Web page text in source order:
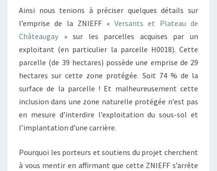
Ainsi nous tenions à préciser quelques détails sur
l’emprise de la ZNIEFF « Versants et Plateau de
Châteaugay » sur les parcelles acquises par un
exploitant (en particulier la parcelle H0018). Cette
parcelle (de 39 hectares) possède une emprise de 29
hectares sur cette zone protégée. Soit 74 % de la
surface de la parcelle ! Et malheureusement cette
inclusion dans une zone naturelle protégée n’est pas
en mesure d’interdire l’exploitation du sous-sol et
l’implantation d’une carrière.
Pourquoi les porteurs et soutiens du projet cherchent
à vous mentir en affirmant que cette ZNIEFF s’arrête